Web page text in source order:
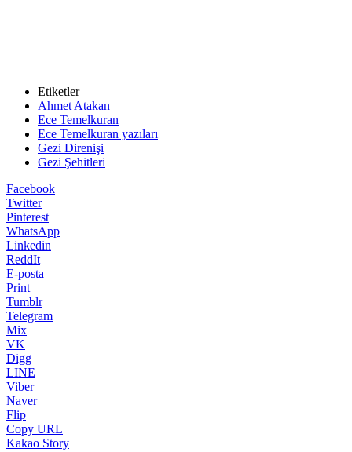
Etiketler
Ahmet Atakan
Ece Temelkuran
Ece Temelkuran yazıları
Gezi Direnişi
Gezi Şehitleri
Facebook
Twitter
Pinterest
WhatsApp
Linkedin
ReddIt
E-posta
Print
Tumblr
Telegram
Mix
VK
Digg
LINE
Viber
Naver
Flip
Copy URL
Kakao Story